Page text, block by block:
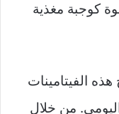
كوجبة مغذية
الفيتامينات
من خلال